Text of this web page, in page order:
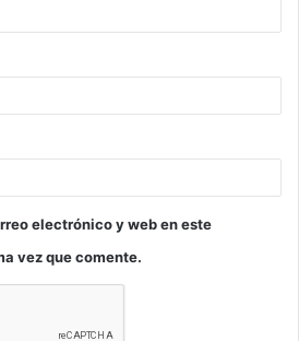
electrónico y web en este
vez que comente.